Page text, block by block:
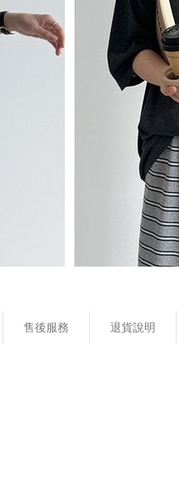
售後服務 退貨說明